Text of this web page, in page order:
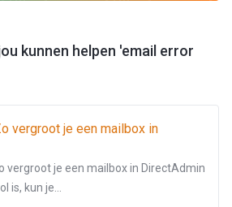
kunnen helpen 'email error
vergroot je een mailbox in
vergroot je een mailbox in DirectAdmin
is, kun je...